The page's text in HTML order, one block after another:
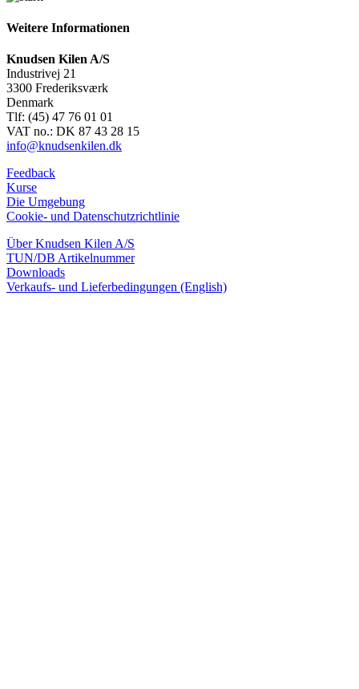
Weitere Informationen
Knudsen Kilen A/S
Industrivej 21
3300 Frederiksværk
Denmark
Tlf: (45) 47 76 01 01
VAT no.: DK 87 43 28 15
info@knudsenkilen.dk
Feedback
Kurse
Die Umgebung
Cookie- und Datenschutzrichtlinie
Über Knudsen Kilen A/S
TUN/DB Artikelnummer
Downloads
Verkaufs- und Lieferbedingungen (English)